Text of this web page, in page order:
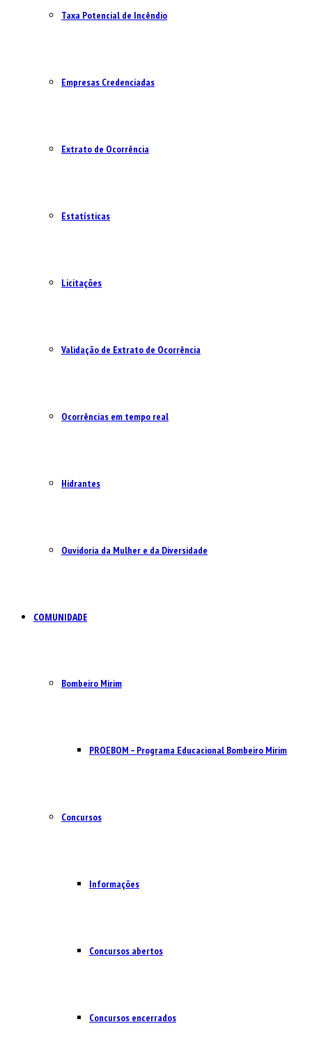
Taxa Potencial de Incêndio
Empresas Credenciadas
Extrato de Ocorrência
Estatísticas
Licitações
Validação de Extrato de Ocorrência
Ocorrências em tempo real
Hidrantes
Ouvidoria da Mulher e da Diversidade
COMUNIDADE
Bombeiro Mirim
PROEBOM – Programa Educacional Bombeiro Mirim
Concursos
Informações
Concursos abertos
Concursos encerrados